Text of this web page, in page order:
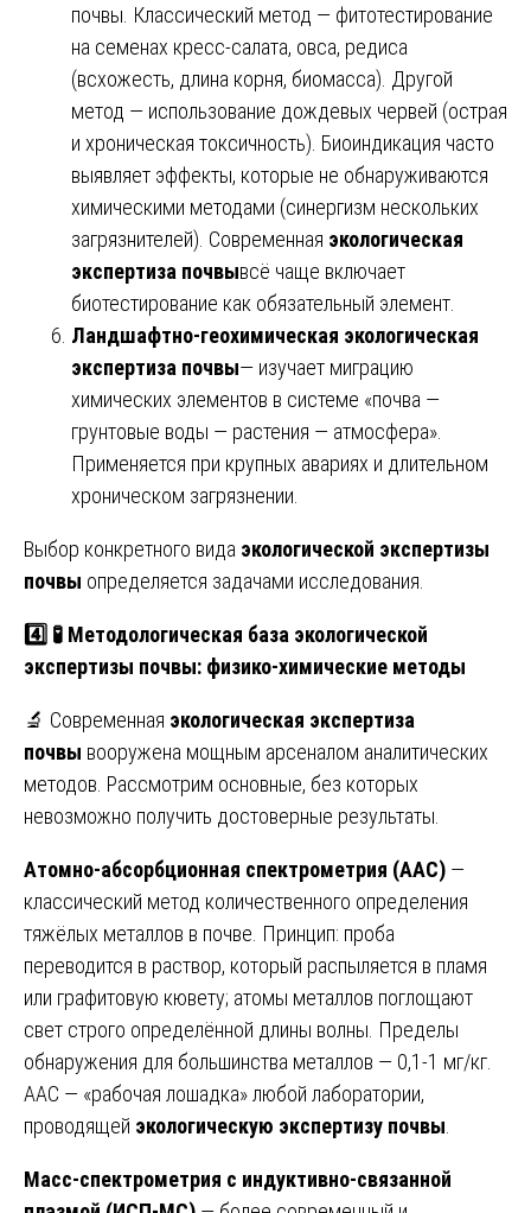
почвы. Классический метод — фитотестирование
на семенах кресс-салата, овса, редиса
(всхожесть, длина корня, биомасса). Другой
метод — использование дождевых червей (острая
и хроническая токсичность). Биоиндикация часто
выявляет эффекты, которые не обнаруживаются
химическими методами (синергизм нескольких
загрязнителей). Современная экологическая
экспертиза почвывсё чаще включает
биотестирование как обязательный элемент.
Ландшафтно-геохимическая экологическая
экспертиза почвы— изучает миграцию
химических элементов в системе «почва —
грунтовые воды — растения — атмосфера».
Применяется при крупных авариях и длительном
хроническом загрязнении.
Выбор конкретного вида экологической экспертизы
почвы определяется задачами исследования.
4️⃣ 🧪 Методологическая база экологической
экспертизы почвы: физико-химические методы
🔬 Современная экологическая экспертиза
почвы вооружена мощным арсеналом аналитических
методов. Рассмотрим основные, без которых
невозможно получить достоверные результаты.
Атомно-абсорбционная спектрометрия (ААС) —
классический метод количественного определения
тяжёлых металлов в почве. Принцип: проба
переводится в раствор, который распыляется в пламя
или графитовую кювету; атомы металлов поглощают
свет строго определённой длины волны. Пределы
обнаружения для большинства металлов — 0,1-1 мг/кг.
ААС — «рабочая лошадка» любой лаборатории,
проводящей экологическую экспертизу почвы
Масс-спектрометрия с индуктивно-связанной